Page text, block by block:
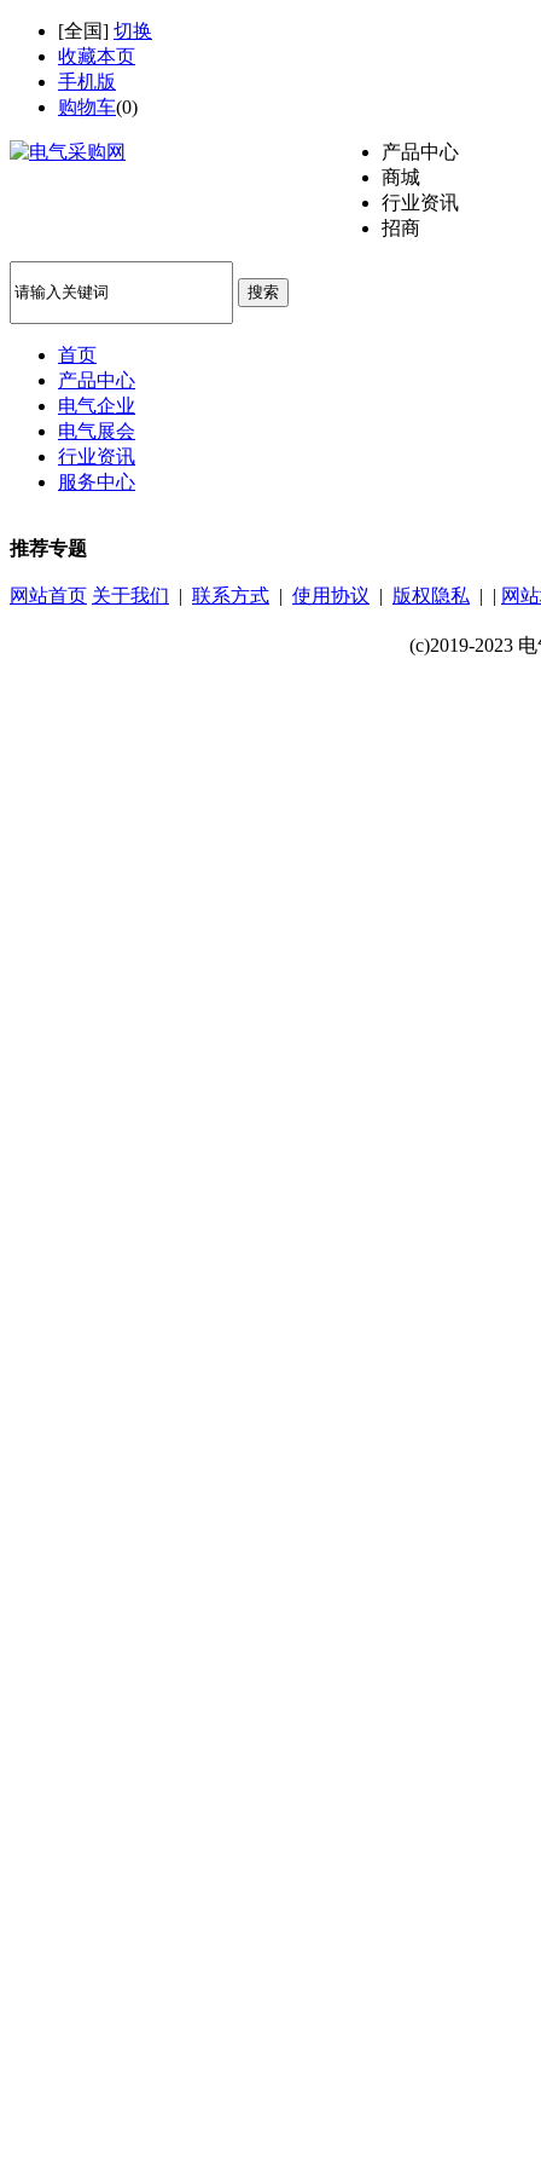
[全国] 切换
收藏本页
手机版
购物车(0)
产品中心
商城
行业资讯
招商
搜索
首页
产品中心
电气企业
电气展会
行业资讯
服务中心
推荐专题
网站首页 关于我们 | 联系方式 | 使用协议 | 版权隐私 | | 网
(c)2019-2023